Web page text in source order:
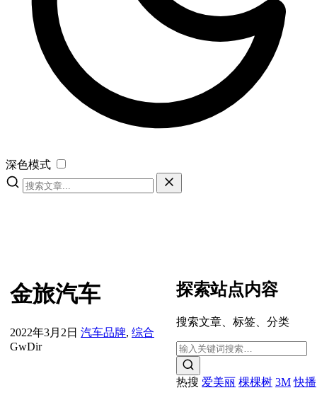
深色模式
金旅汽车
2022年3月2日 汽车品牌, 综合
GwDir
探索站点内容
搜索文章、标签、分类
热搜 爱美丽 棵棵树 3M 快播